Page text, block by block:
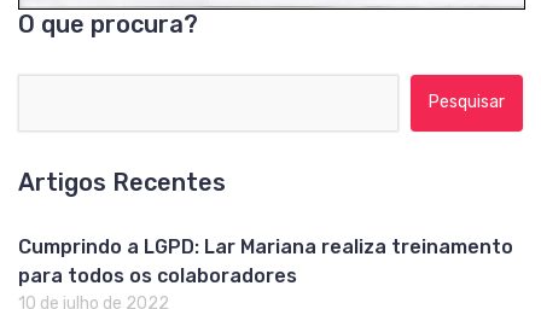
O que procura?
Artigos Recentes
Cumprindo a LGPD: Lar Mariana realiza treinamento
para todos os colaboradores
10 de julho de 2022